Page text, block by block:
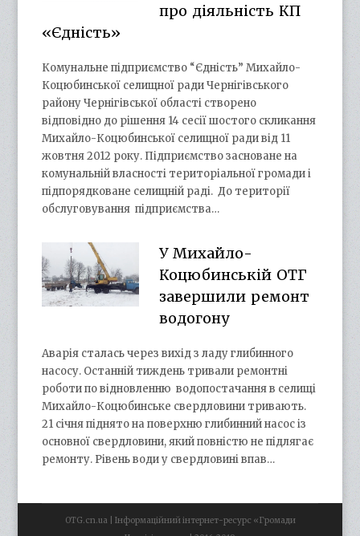
про діяльність КП
«Єдність»
Комунальне підприємство “Єдність” Михайло-
Коцюбинської селищної ради Чернігівського
району Чернігівської області створено
відповідно до рішення 14 сесії шостого скликання
Михайло-Коцюбинської селищної ради від 11
жовтня 2012 року. Підприємство засноване на
комунальній власності територіальної громади і
підпорядковане селищній раді. До території
обслуговування підприємства…
У Михайло-
Коцюбинській ОТГ
завершили ремонт
водогону
Аварія сталась через вихід з ладу глибинного
насосу. Останній тиждень тривали ремонтні
роботи по відновленню водопостачання в селищі
Михайло-Коцюбинське свердловини тривають.
21 січня піднято на поверхню глибинний насос із
основної свердловини, який повністю не підлягає
ремонту. Рівень води у свердловині впав…
OTG.cn.ua | Інформаційний інтернет-ресурс «Громади